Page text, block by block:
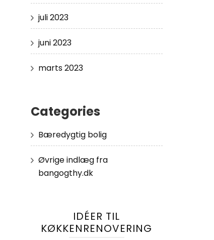
juli 2023
juni 2023
marts 2023
Categories
Bæredygtig bolig
Øvrige indlæg fra
bangogthy.dk
IDÉER TIL
KØKKENRENOVERING